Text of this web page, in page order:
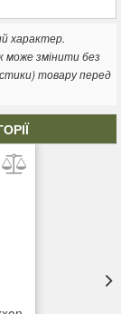
характер.
може змінити без
товару перед